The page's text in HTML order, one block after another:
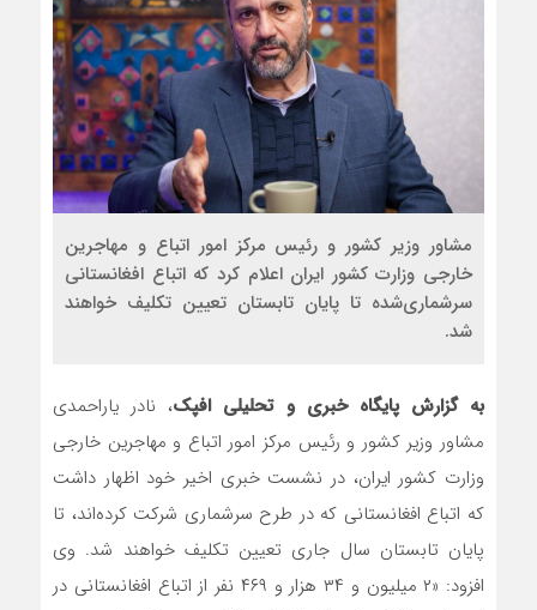
مشاور وزیر کشور و رئیس مرکز امور اتباع و مهاجرین
خارجی وزارت کشور ایران اعلام کرد که اتباع افغانستانی
سرشماری‌شده تا پایان تابستان تعیین تکلیف خواهند
شد.
به گزارش پایگاه خبری و تحلیلی افپک، نادر یاراحمدی
مشاور وزیر کشور و رئیس مرکز امور اتباع و مهاجرین خارجی
وزارت کشور ایران، در نشست خبری اخیر خود اظهار داشت
که اتباع افغانستانی که در طرح سرشماری شرکت کرده‌اند، تا
پایان تابستان سال جاری تعیین تکلیف خواهند شد. وی
افزود: «۲ میلیون و ۳۴ هزار و ۴۶۹ نفر از اتباع افغانستانی در